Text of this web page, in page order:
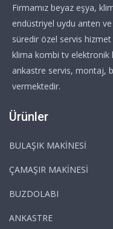
Firmamız beyaz eşya,
endüstriyel uydu anten ve
süredir özel servis
klima kombi tv elektronik
ankastre servis, montaj,
vermektedir.
Ürünler
BULAŞIK MAKİNESİ
ÇAMAŞIR MAKİNESİ
BUZDOLABI
ANKASTRE